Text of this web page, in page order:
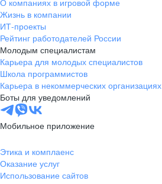
О компаниях в игровой форме
Жизнь в компании
ИТ-проекты
Рейтинг работодателей России
Молодым специалистам
Карьера для молодых специалистов
Школа программистов
Карьера в некоммерческих организациях
Боты для уведомлений
Мобильное приложение
Этика и комплаенс
Оказание услуг
Использование сайтов